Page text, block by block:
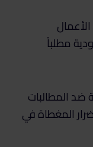
مطلباً
ضد المطالبات
المغطاة في